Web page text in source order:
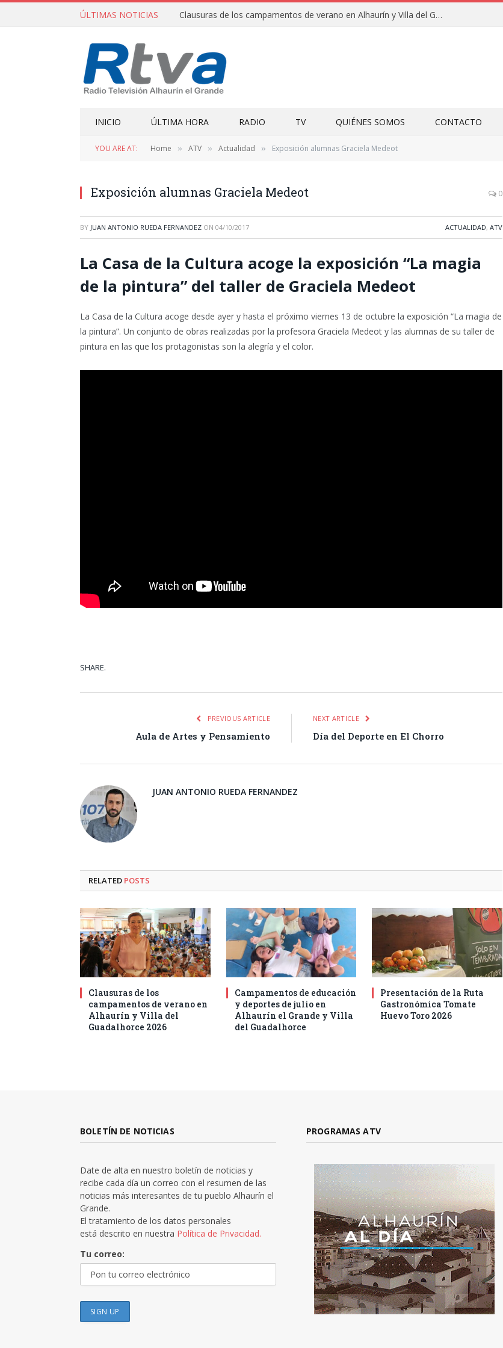
ÚLTIMAS NOTICIAS Clausuras de los campamentos de verano en Alhaurín y Villa del Guadalhorce 2026
INICIO ÚLTIMA HORA RADIO TV QUIÉNES SOMOS CONTACTO
YOU ARE AT: Home » ATV » Actualidad » Exposición alumnas Graciela Medeot
Exposición alumnas Graciela Medeot 0
BY JUAN ANTONIO RUEDA FERNANDEZ ON 04/10/2017 ACTUALIDAD, ATV
La Casa de la Cultura acoge la exposición “La magia
de la pintura” del taller de Graciela Medeot
La Casa de la Cultura acoge desde ayer y hasta el próximo viernes 13 de octubre la exposición “La magia de
la pintura”. Un conjunto de obras realizadas por la profesora Graciela Medeot y las alumnas de su taller de
pintura en las que los protagonistas son la alegría y el color.
SHARE.
PREVIOUS ARTICLE
Aula de Artes y Pensamiento
NEXT ARTICLE
Día del Deporte en El Chorro
JUAN ANTONIO RUEDA FERNANDEZ
RELATED POSTS
Clausuras de los
campamentos de verano en
Alhaurín y Villa del
Guadalhorce 2026
Campamentos de educación
y deportes de julio en
Alhaurín el Grande y Villa
del Guadalhorce
Presentación de la Ruta
Gastronómica Tomate
Huevo Toro 2026
BOLETÍN DE NOTICIAS
Date de alta en nuestro boletín de noticias y
recibe cada día un correo con el resumen de las
noticias más interesantes de tu pueblo Alhaurín el
Grande.
El tratamiento de los datos personales
está descrito en nuestra Política de Privacidad.
Tu correo:
PROGRAMAS ATV